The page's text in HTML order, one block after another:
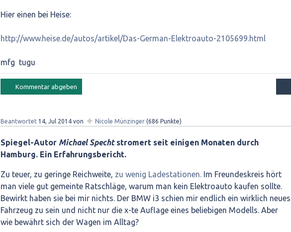
Hier einen bei Heise:
http://www.heise.de/autos/artikel/Das-German-Elektroauto-2105699.html
mfg tugu
Beantwortet 14, Jul 2014 von ✦ Nicole Münzinger (686 Punkte)
Spiegel-Autor Michael Spechtstromert seit einigen Monaten durch
Hamburg. Ein Erfahrungsbericht.
Zu teuer, zu geringe Reichweite, zu wenig Ladestationen. Im Freundeskreis hört
man viele gut gemeinte Ratschläge, warum man kein Elektroauto kaufen sollte.
Bewirkt haben sie bei mir nichts. Der BMW i3 schien mir endlich ein wirklich neues
Fahrzeug zu sein und nicht nur die x-te Auflage eines beliebigen Modells. Aber
wie bewährt sich der Wagen im Alltag?